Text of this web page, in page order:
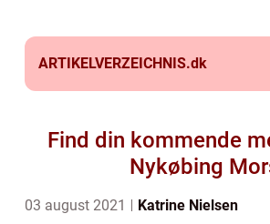
ARTIKELVERZEICHNIS.dk
Find din kommende
Nykøbing
03 august 2021 Katrine Nielsen